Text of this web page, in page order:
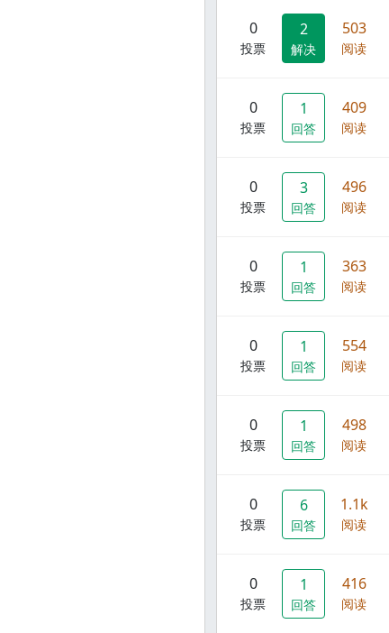
0
投票
2
解决
503
阅读
0
投票
1
回答
409
阅读
0
投票
3
回答
496
阅读
0
投票
1
回答
363
阅读
0
投票
1
回答
554
阅读
0
投票
1
回答
498
阅读
0
投票
6
回答
1.1k
阅读
0
投票
1
回答
416
阅读